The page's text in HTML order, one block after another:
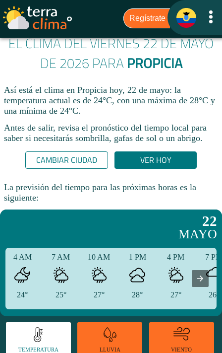
EL CLIMA DEL VIERNES 22 DE MAYO
DE 2026 PARA PROPICIA
Así está el clima en Propicia hoy, 22 de mayo: la
temperatura actual es de 24°C, con una máxima de 28°C y
una mínima de 24°C.
Antes de salir, revisa el pronóstico del tiempo local para
saber si necesitarás sombrilla, gafas de sol o un abrigo.
CAMBIAR CIUDAD VER HOY
La previsión del tiempo para las próximas horas es la
siguiente:
22
MAYO
4 AM
24°
7 AM
25°
10 AM
27°
1 PM
28°
4 PM
27°
7
26°
TEMPERATURA LLUVIA VIENTO